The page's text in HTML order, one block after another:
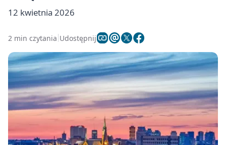
12 kwietnia 2026
2 min czytania Udostępnij